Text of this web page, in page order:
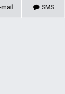
mail SMS